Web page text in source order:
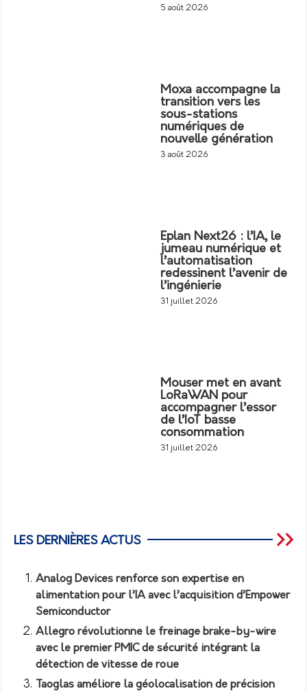
5 août 2026
Moxa accompagne la
transition vers les
sous-stations
numériques de
nouvelle génération
3 août 2026
Eplan Next26 : l’IA, le
jumeau numérique et
l’automatisation
redessinent l’avenir de
l’ingénierie
31 juillet 2026
Mouser met en avant
LoRaWAN pour
accompagner l’essor
de l’IoT basse
consommation
31 juillet 2026
LES DERNIÈRES ACTUS
Analog Devices renforce son expertise en
alimentation pour l’IA avec l’acquisition d’Empower
Semiconductor
Allegro révolutionne le freinage brake-by-wire
avec le premier PMIC de sécurité intégrant la
détection de vitesse de roue
Taoglas améliore la géolocalisation de précision